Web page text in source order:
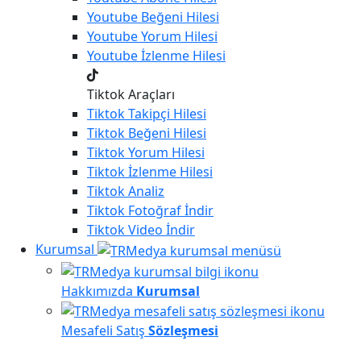
Youtube Beğeni Hilesi
YoutubeYorum Hilesi
Youtubeİzlenme Hilesi
Tiktok Araçları
TiktokTakipçi Hilesi
Tiktok Beğeni Hilesi
TiktokYorum Hilesi
Tiktokİzlenme Hilesi
TiktokAnaliz
Tiktok Fotoğraf İndir
TiktokVideo İndir
Kurumsal
Hakkımızda Kurumsal
Mesafeli Satış Sözleşmesi